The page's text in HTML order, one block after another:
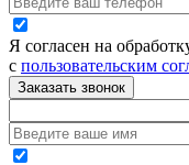
Я согласен на
с пользовательским
Заказать звонок